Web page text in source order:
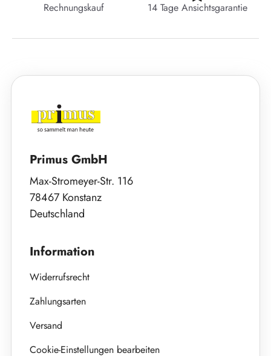
Rechnungskauf 14 Tage Ansichtsgarantie
Primus GmbH
Max-Stromeyer-Str. 116
78467 Konstanz
Deutschland
Information
Widerrufsrecht
Zahlungsarten
Versand
Cookie-Einstellungen bearbeiten